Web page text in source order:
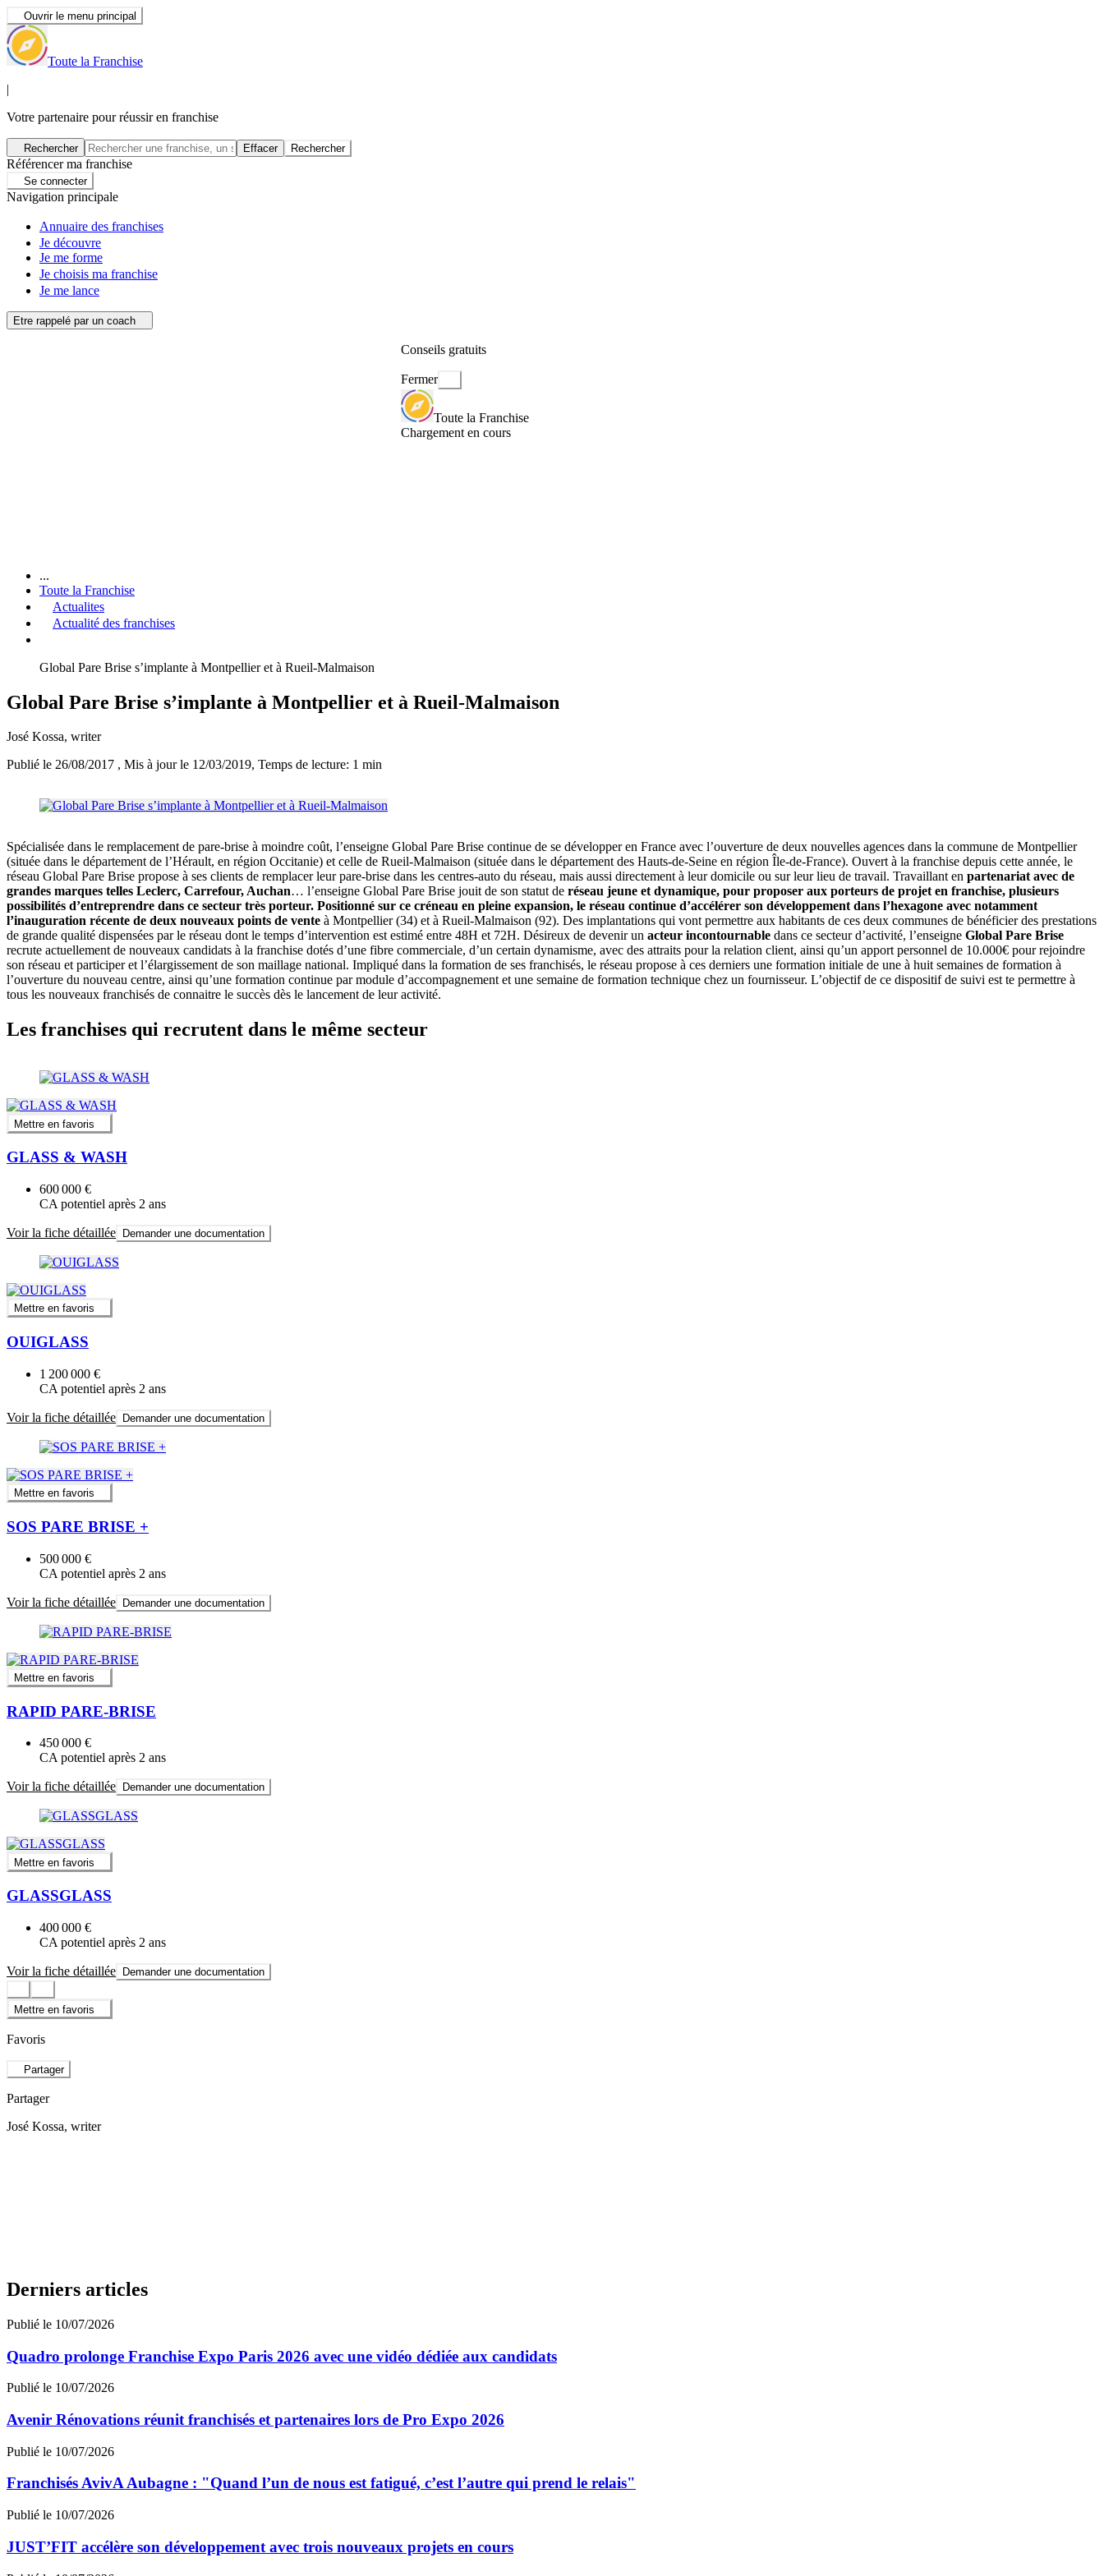
Ouvrir le menu principal
Toute la Franchise
|
Votre partenaire pour réussir en franchise
Rechercher Effacer Rechercher
Référencer ma franchise
Se connecter
Navigation principale
Annuaire des franchises
Je découvre
Je me forme
Je choisis ma franchise
Je me lance
Etre rappelé par un coach
Conseils gratuits
Fermer
Toute la Franchise
Chargement en cours
...
Toute la Franchise
Actualites
Actualité des franchises
Global Pare Brise s’implante à Montpellier et à Rueil-Malmaison
Global Pare Brise s’implante à Montpellier et à Rueil-Malmaison
José Kossa, writer
Publié le 26/08/2017 , Mis à jour le 12/03/2019, Temps de lecture: 1 min
Spécialisée dans le remplacement de pare-brise à moindre coût, l’enseigne Global Pare Brise continue de se développer en France avec l’ouverture de deux nouvelles agences dans la commune de Montpellier
(située dans le département de l’Hérault, en région Occitanie) et celle de Rueil-Malmaison (située dans le département des Hauts-de-Seine en région Île-de-France). Ouvert à la franchise depuis cette année, le
réseau Global Pare Brise propose à ses clients de remplacer leur pare-brise dans les centres-auto du réseau, mais aussi directement à leur domicile ou sur leur lieu de travail. Travaillant en partenariat avec de
grandes marques telles Leclerc, Carrefour, Auchan… l’enseigne Global Pare Brise jouit de son statut de réseau jeune et dynamique, pour proposer aux porteurs de projet en franchise, plusieurs
possibilités d’entreprendre dans ce secteur très porteur. Positionné sur ce créneau en pleine expansion, le réseau continue d’accélérer son développement dans l’hexagone avec notamment
l’inauguration récente de deux nouveaux points de vente à Montpellier (34) et à Rueil-Malmaison (92). Des implantations qui vont permettre aux habitants de ces deux communes de bénéficier des prestations
de grande qualité dispensées par le réseau dont le temps d’intervention est estimé entre 48H et 72H. Désireux de devenir un acteur incontournable dans ce secteur d’activité, l’enseigne Global Pare Brise
recrute actuellement de nouveaux candidats à la franchise dotés d’une fibre commerciale, d’un certain dynamisme, avec des attraits pour la relation client, ainsi qu’un apport personnel de 10.000€ pour rejoindre
son réseau et participer et l’élargissement de son maillage national. Impliqué dans la formation de ses franchisés, le réseau propose à ces derniers une formation initiale de une à huit semaines de formation à
l’ouverture du nouveau centre, ainsi qu’une formation continue par module d’accompagnement et une semaine de formation technique chez un fournisseur. L’objectif de ce dispositif de suivi est te permettre à
tous les nouveaux franchisés de connaitre le succès dès le lancement de leur activité.
Les franchises qui recrutent dans le même secteur
Mettre en favoris
GLASS & WASH
600 000 €
CA potentiel après 2 ans
Voir la fiche détaillée Demander une documentation
Mettre en favoris
OUIGLASS
1 200 000 €
CA potentiel après 2 ans
Voir la fiche détaillée Demander une documentation
Mettre en favoris
SOS PARE BRISE +
500 000 €
CA potentiel après 2 ans
Voir la fiche détaillée Demander une documentation
Mettre en favoris
RAPID PARE-BRISE
450 000 €
CA potentiel après 2 ans
Voir la fiche détaillée Demander une documentation
Mettre en favoris
GLASSGLASS
400 000 €
CA potentiel après 2 ans
Voir la fiche détaillée Demander une documentation
Mettre en favoris
Favoris
Partager
Partager
José Kossa, writer
Derniers articles
Publié le 10/07/2026
Quadro prolonge Franchise Expo Paris 2026 avec une vidéo dédiée aux candidats
Publié le 10/07/2026
Avenir Rénovations réunit franchisés et partenaires lors de Pro Expo 2026
Publié le 10/07/2026
Franchisés AvivA Aubagne : "Quand l’un de nous est fatigué, c’est l’autre qui prend le relais"
Publié le 10/07/2026
JUST’FIT accélère son développement avec trois nouveaux projets en cours